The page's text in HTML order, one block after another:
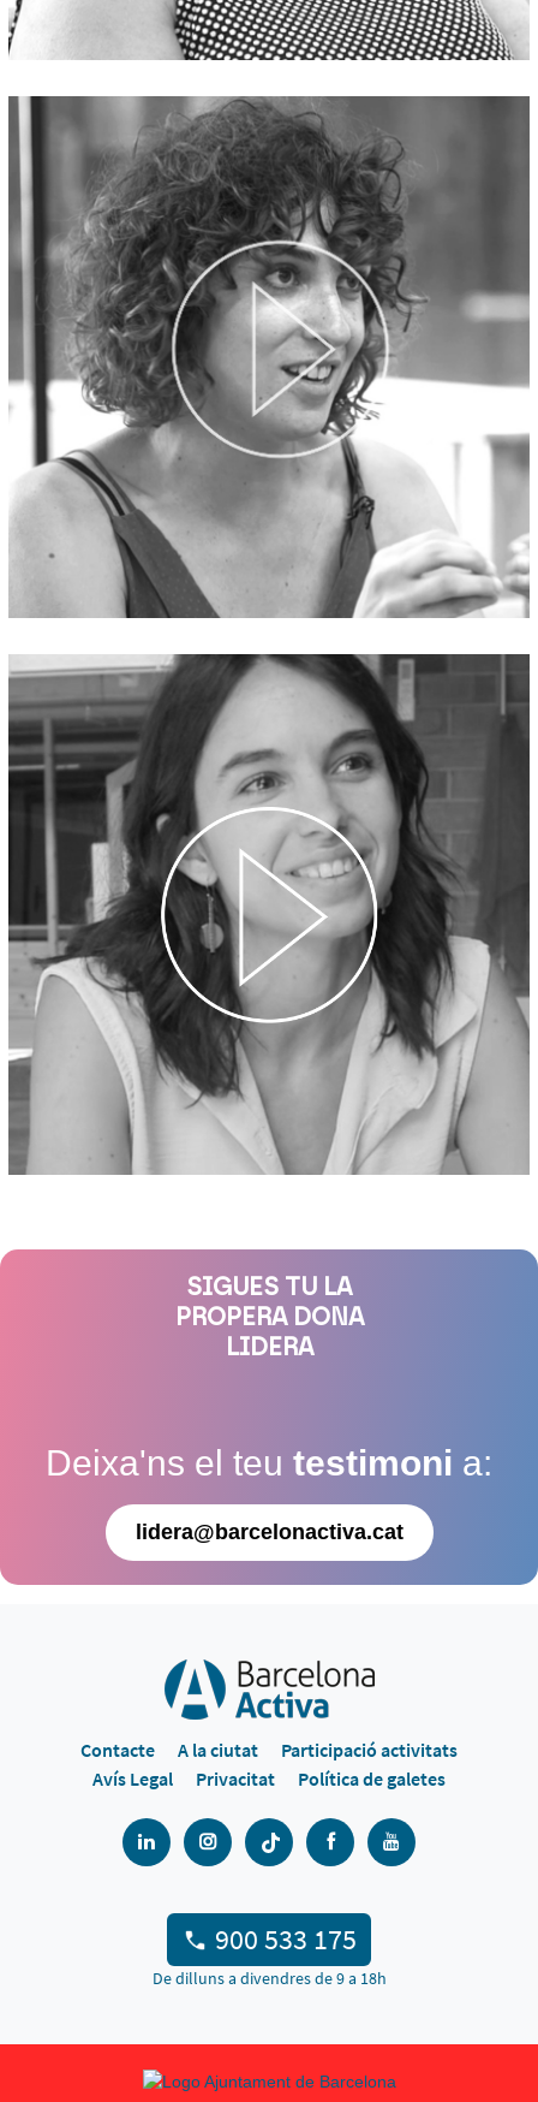
SIGUES TU LA
PROPERA DONA
LIDERA
Deixa'ns el teu testimoni a:
lidera@barcelonactiva.cat
Contacte A la ciutat
Participació activitats
Avís Legal
Privacitat Política de galetes
900 533 175
De dilluns a divendres de 9 a 18h